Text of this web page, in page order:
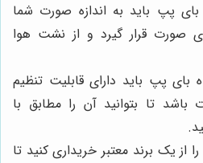
پپ باید به اندازه صورت شما
صورت قرار گیرد و از نشت هوا
بای پپ باید دارای قابلیت تنظیم
باشد تا بتوانید آن را مطابق با
از یک برند معتبر خریداری کنید تا